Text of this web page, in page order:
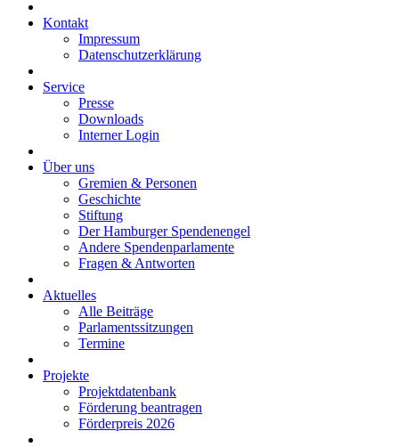
Kontakt
Impressum
Datenschutzerklärung
Service
Presse
Downloads
Interner Login
Über uns
Gremien & Personen
Geschichte
Stiftung
Der Hamburger Spendenengel
Andere Spendenparlamente
Fragen & Antworten
Aktuelles
Alle Beiträge
Parlamentssitzungen
Termine
Projekte
Projektdatenbank
Förderung beantragen
Förderpreis 2026